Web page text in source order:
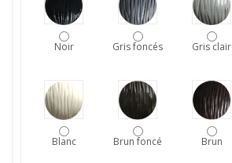
Noir Gris foncés Gris clair
Blanc Brun foncé Brun